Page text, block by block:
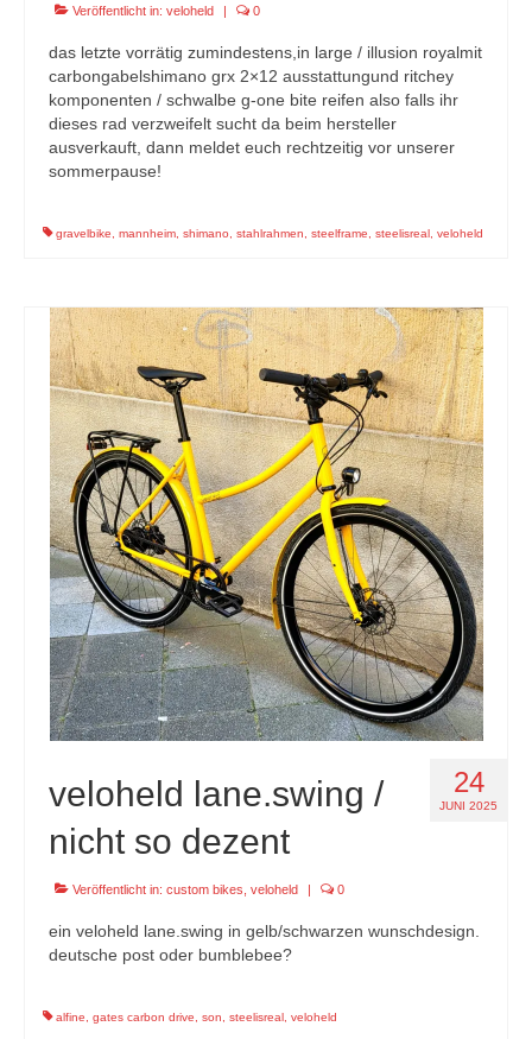
Veröffentlicht in: veloheld | 0
das letzte vorrätig zumindestens,in large / illusion royalmit
carbongabelshimano grx 2×12 ausstattungund ritchey
komponenten / schwalbe g-one bite reifen also falls ihr
dieses rad verzweifelt sucht da beim hersteller
ausverkauft, dann meldet euch rechtzeitig vor unserer
sommerpause!
gravelbike mannheim shimano stahlrahmen steelframe steelisreal veloheld
24
JUNI 2025
veloheld lane.swing /
nicht so dezent
Veröffentlicht in: custom bikes veloheld | 0
ein veloheld lane.swing in gelb/schwarzen wunschdesign.
deutsche post oder bumblebee?
alfine gates carbon drive son steelisreal veloheld